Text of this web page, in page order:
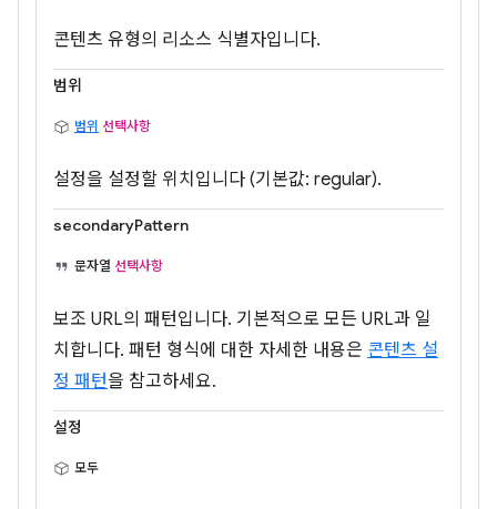
콘텐츠 유형의 리소스 식별자입니다.
범위
범위 선택사항
설정을 설정할 위치입니다 (기본값: regular).
secondaryPattern
문자열 선택사항
보조 URL의 패턴입니다. 기본적으로 모든 URL과 일
치합니다. 패턴 형식에 대한 자세한 내용은 콘텐츠 설
정 패턴을 참고하세요.
설정
모두